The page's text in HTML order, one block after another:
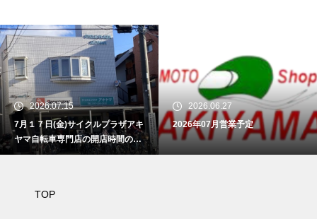
2026.07.15
7月１７日(金)サイクルプラザアキ
ヤマ自転車専門店の開店時間のお
知らせ
2026.06.27
2026年07月営業予定
TOP